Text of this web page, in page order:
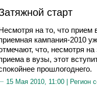
старт
на то, что прием
кампания-2010
что, несмотря
в вузы, этот
прошлогоднего.
15 Мая 2010, 11:00 | Регион